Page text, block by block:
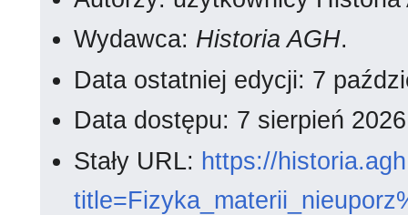
Wydawca: Historia AGH.
Data ostatniej edycji: 7
Data dostępu: 7 sierpień
Stały URL: https://